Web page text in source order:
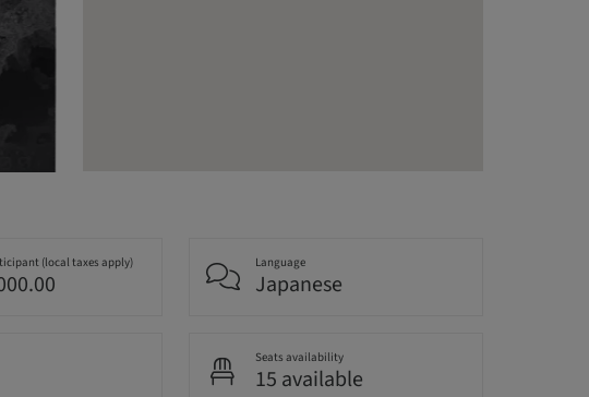
(local taxes apply) Language
Japanese
Seats availability
15 available